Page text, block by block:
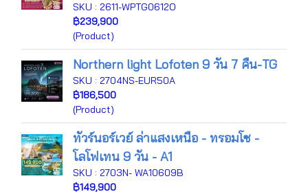
SKU : 2611-WPTG0612O
฿239,900
(Product)
Northern light Lofoten 9 วัน 7 คืน-TG
SKU : 2704NS-EUR50A
฿186,500
(Product)
ทัวร์นอร์เวย์ ล่าแสงเหนือ - ทรอมโซ -
โลโฟเทน 9 วัน - A1
SKU : 2703N- WA10609B
฿149,900